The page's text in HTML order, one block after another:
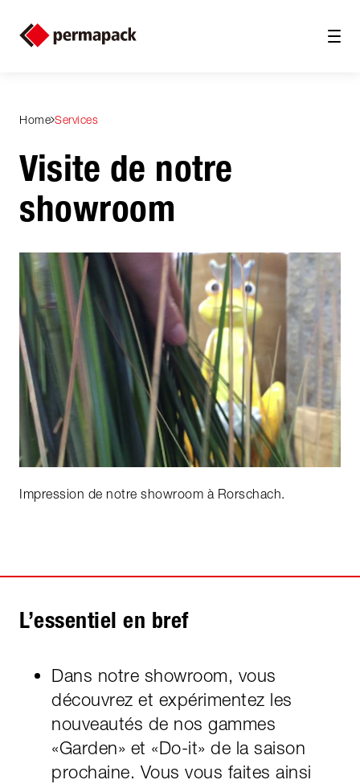
Home Services
Visite de notre
showroom
Impression de notre showroom à Rorschach.
L’essentiel en bref
Dans notre showroom, vous
découvrez et expérimentez les
nouveautés de nos gammes
«Garden» et «Do-it» de la saison
prochaine. Vous vous faites ainsi